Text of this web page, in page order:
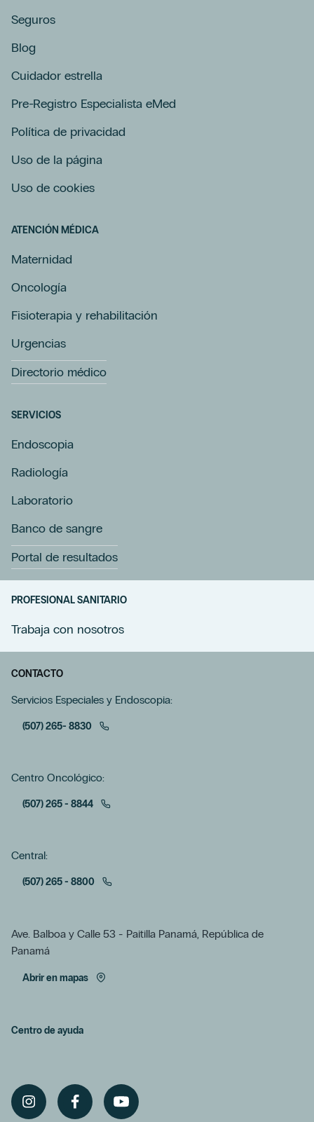
Seguros
Blog
Cuidador estrella
Pre-Registro Especialista eMed
Política de privacidad
Uso de la página
Uso de cookies
ATENCIÓN MÉDICA
Maternidad
Oncología
Fisioterapia y rehabilitación
Urgencias
Directorio médico
SERVICIOS
Endoscopia
Radiología
Laboratorio
Banco de sangre
Portal de resultados
PROFESIONAL SANITARIO
Trabaja con nosotros
CONTACTO
Servicios Especiales y Endoscopia:
(507) 265- 8830
Centro Oncológico:
(507) 265 - 8844
Central:
(507) 265 - 8800
Ave. Balboa y Calle 53 - Paitilla Panamá, República de
Panamá
Abrir en mapas
Centro de ayuda